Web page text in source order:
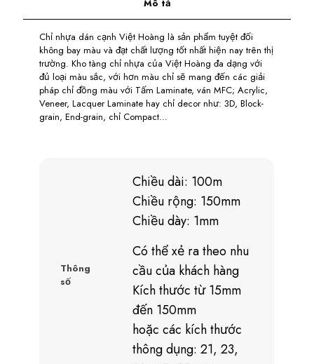
Mô tả
Chỉ nhựa dán cạnh Việt Hoàng là sản phẩm tuyệt đối
không bay màu và đạt chất lượng tốt nhất hiện nay trên thị
trường. Kho tàng chỉ nhựa của Việt Hoàng đa dạng với
đủ loại màu sắc, với hơn màu chỉ sẽ mang đến các giải
pháp chỉ đồng màu với Tấm Laminate, ván MFC; Acrylic,
Veneer, Lacquer Laminate hay chỉ decor như: 3D, Block-
grain, End-grain, chỉ Compact…
Thông
số
Chiều dài: 100m
Chiều rộng: 150mm
Chiều dày: 1mm
Có thể xẻ ra theo nhu
cầu của khách hàng
Kích thước từ 15mm
đến 150mm
hoặc các kích thước
thông dụng: 21, 23,